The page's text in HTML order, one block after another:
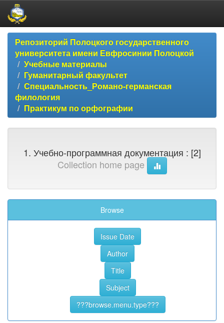
Skip
navigationРепозиторий Полоцкого государственного
университета имени Евфросинии Полоцкой
Учебные материалы
Гуманитарный факультет
Специальность_Романо-германская
филология
Практикум по орфографии
1. Учебно-программная документация : [2]
Collection home page
Browse